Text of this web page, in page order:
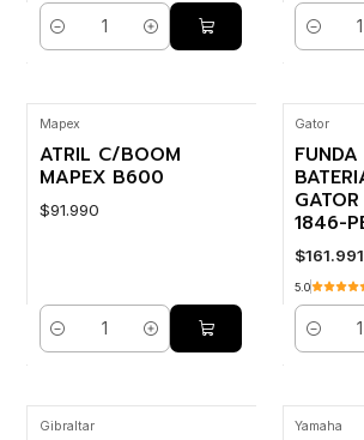
Cantidad Cantidad
Mapex
ATRIL C/BOOM
MAPEX B600
$91.990
Cantidad
Gator
1846-
$161.991
5.0
Cantidad
Gibraltar Yamaha